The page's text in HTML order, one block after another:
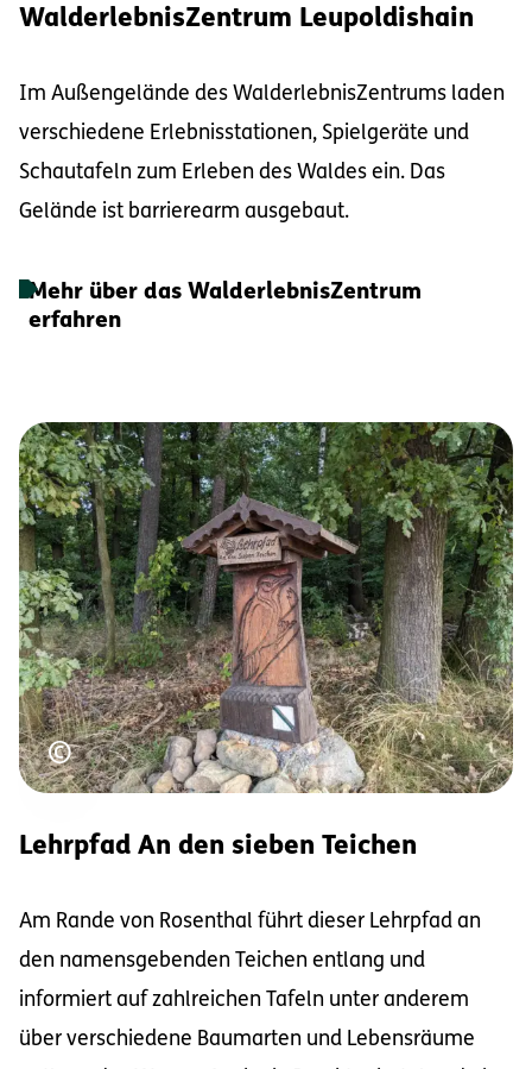
WalderlebnisZentrum Leupoldishain
Im Außengelände des WalderlebnisZentrums laden
verschiedene Erlebnisstationen, Spielgeräte und
Schautafeln zum Erleben des Waldes ein. Das
Gelände ist barrierearm ausgebaut.
Mehr über das WalderlebnisZentrum
erfahren
©Urheberrecht
Lehrpfad An den sieben Teichen
Am Rande von Rosenthal führt dieser Lehrpfad an
den namensgebenden Teichen entlang und
informiert auf zahlreichen Tafeln unter anderem
über verschiedene Baumarten und Lebensräume